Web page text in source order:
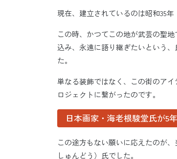
現在、建立されているのは昭和35年
この時、かつてこの地が武芸の聖
込み、永遠に語り継ぎたいという
た。
単なる装飾ではなく、この街のア
ロジェクトに繋がったのです。
日本画家・海老根駿堂氏が5
この途方もない願いに応えたのが
しゅんどう）氏でした。